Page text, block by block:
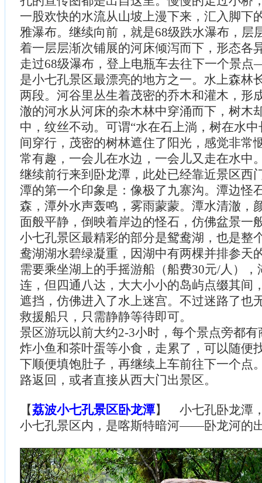
一股欢快的水流从山坡上漫下来，汇入脚下
雅瀑布。继续向前，就是68级跌水瀑布，层
着一层层渐次铺展的河床倾泻而下，形态各
走过68级瀑布，登上电瓶车去往下一个景
是小七孔景区最漂亮的地方之一。水上森林
两段。河谷里丛生着茂密的乔木和灌木，形
澈的河水从河床的杂木林中穿涌而下，树木
中，纹丝不动。可谓“水在石上淌，树在水
间穿行，茂密的树林遮住了阳光，感觉非常
常有趣，一会儿在水边，一会儿又走在水中
继续前行来到卧龙潭，此处已经靠近景区西
潭的第一个印象是：像极了九寨沟。潭边怪
森，潭外水声轰鸣，雾雨蒙蒙。潭水清澈，
面般平静，倒映着岸边的怪石，仿佛盆景一
小七孔景区最精彩的部分是鸳鸯湖，也是整
鸯湖湖水碧绿凝重，因湖中有两棵并排参天
需要乘坐湖上的手摇游船（船费30元/人）
连，但四通八达，大大小小的岛屿点缀其间
遮挡，仿佛进入了水上迷宫。不过迷路了也
救援船只，只需静静等待即可。
景区游玩以前大约2-3小时，每个景点旁都
炸小鱼和茶叶蛋等小食，走累了，可以随便
下顺便填饱肚子，再继续上车前往下一个点
路返回，或者直接从西大门出景区。
【荔波小七孔景区卧龙潭】 小七孔卧龙潭
小七孔景区内，是喀斯特暗河——卧龙河的